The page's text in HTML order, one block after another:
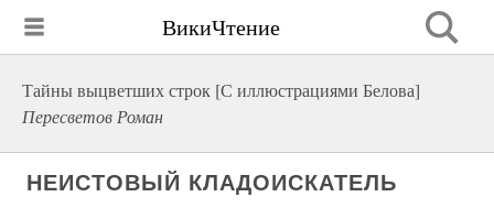
ВикиЧтение
Тайны выцветших строк [С иллюстрациями Белова]
Пересветов Роман
НЕИСТОВЫЙ КЛАДОИСКАТЕЛЬ